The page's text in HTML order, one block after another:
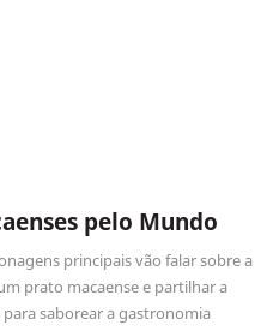
pelo Mundo
principais vão falar sobre a
prato macaense e partilhar a
saborear a gastronomia